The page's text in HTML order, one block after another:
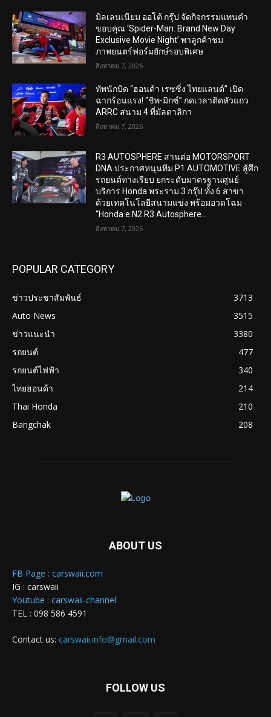
มิลเลนเนียม ออโต้ กรุ๊ป จัดกิจกรรมแทนคำ
ขอบคุณ ‘Spider-Man: Brand New Day
Exclusive Movie Night’ พาลูกค้าชม
ภาพยนตร์ฟอร์มยักษ์รอบพิเศษ
สิงหาคม 7, 2026
ทัพนักบิด “ฮอนด้า เรซซิ่ง ไทยแลนด์” เปิด
ฉากร้อนแรง! “ชิพ-มิกซ์” กดเวลาติดหัวแถว
ARRC สนาม 4 ที่มัลดาลิกา
สิงหาคม 7, 2026
R3 AUTOSPHERE สานต่อ MOTORSPORT
DNA ประกาศหนุนทีม P1 AUTOMOTIVE สู้ศึก
รถยนต์ทางเรียบ ยกระดับมาตรฐานศูนย์
บริการ Honda พระราม 3 กรุ๊ป ทั้ง 6 สาขา
ด้วยเทคโนโลยีสนามแข่ง พร้อมอวดโฉม
“Honda e:N2 R3 Autosphere...
สิงหาคม 7, 2026
POPULAR CATEGORY
ข่าวประชาสัมพันธ์
3713
Auto News
3515
ข่าวแนะนำ
3380
รถยนต์
477
รถยนต์ไฟฟ้า
340
ไทยฮอนด้า
214
Thai Honda
210
Bangchak
208
ABOUT US
FB Page : carswaii.com
IG : carswaii
Youtube : carswaii-channel
TEL : 098 586 4591
Contact us: carswaii.info@gmail.com
FOLLOW US